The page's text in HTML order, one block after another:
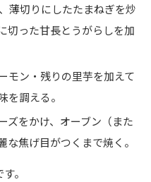
薄切りにしたたまねぎを炒
切った甘長とうがらしを加
モン・残りの里芋を加えて
を調える。
ズをかけ、オーブン（また
焦げ目がつくまで焼く。
。